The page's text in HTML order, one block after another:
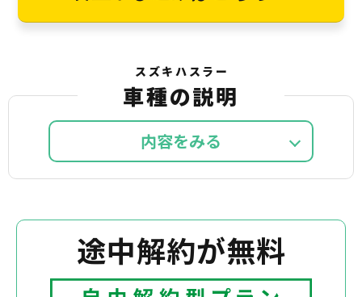
スズキハスラー
車種の説明
内容を
途中解約が無料